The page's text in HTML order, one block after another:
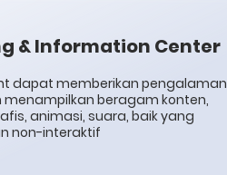
& Information Center
dapat memberikan pengalaman
beragam konten,
animasi, suara, baik yang
non-interaktif